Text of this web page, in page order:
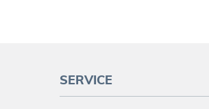
SERVICE